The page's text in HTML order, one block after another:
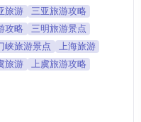
旅游
三亚旅游攻略
攻略
三明旅游景点
峡旅游景点
上海旅游
旅游 上虞旅游攻略